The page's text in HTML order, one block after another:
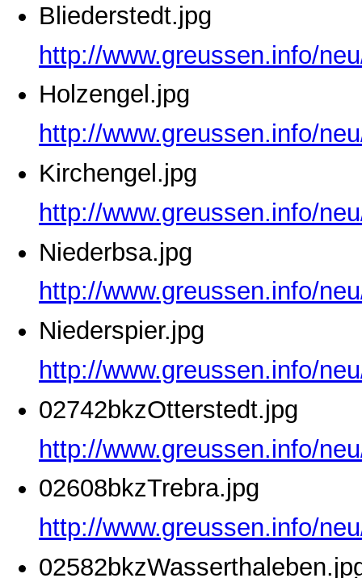
Bliederstedt.jpg
http://www.greussen.info/
Holzengel.jpg
http://www.greussen.info/
Kirchengel.jpg
http://www.greussen.info/
Niederbsa.jpg
http://www.greussen.info/
Niederspier.jpg
http://www.greussen.info/
02742bkzOtterstedt.jpg
http://www.greussen.info/
02608bkzTrebra.jpg
http://www.greussen.info/